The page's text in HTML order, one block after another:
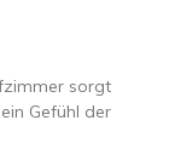
sorgt
Gefühl der